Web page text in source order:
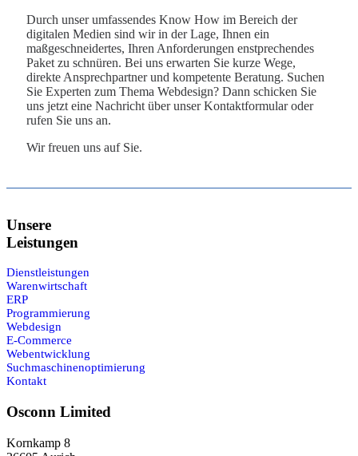
Durch unser umfassendes Know How im Bereich der
digitalen Medien sind wir in der Lage, Ihnen ein
maßgeschneidertes, Ihren Anforderungen enstprechendes
Paket zu schnüren. Bei uns erwarten Sie kurze Wege,
direkte Ansprechpartner und kompetente Beratung. Suchen
Sie Experten zum Thema Webdesign? Dann schicken Sie
uns jetzt eine Nachricht über unser Kontaktformular oder
rufen Sie uns an.
Wir freuen uns auf Sie.
Unsere
Leistungen
Dienstleistungen
Warenwirtschaft
ERP
Programmierung
Webdesign
E-Commerce
Webentwicklung
Suchmaschinenoptimierung
Kontakt
Osconn Limited
Kornkamp 8